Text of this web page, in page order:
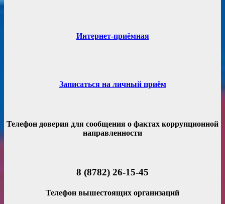
Интернет-приёмная
Записаться на личный приём
Телефон доверия для сообщения о фактах коррупционной
направленности
8 (8782) 26-15-45
Телефон вышестоящих организаций